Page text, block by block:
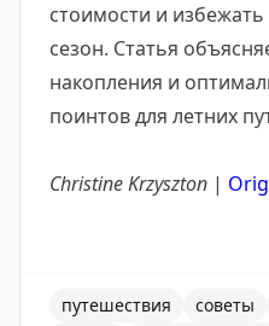
стоимости и
сезон. Статья
накопления и
поинтов для летних
Christine Krzyszton |
путешествия советы